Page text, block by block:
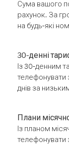
Сума вашого
рахунок. За
на будь-які
30-денні
Із 30-денним
телефонувати
днів за
Плани
Із планом
телефонувати